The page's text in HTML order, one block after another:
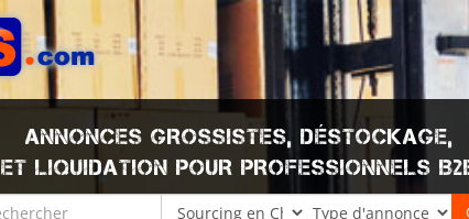
ANNONCES GROSSISTES, DÉSTOCKAGE,
ET LIQUIDATION POUR PROFESSIONNELS